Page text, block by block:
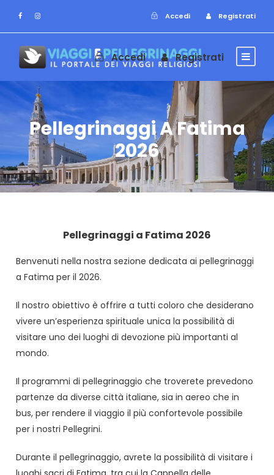
Accedi Registrati
Accedi Registrati
Pellegrinaggi A Fatima
2026
Pellegrinaggi a Fatima 2026
Benvenuti nella nostra sezione dedicata ai pellegrinaggi
a Fatima per il 2026.
Il nostro obiettivo è offrire a tutti coloro che desiderano
vivere un’esperienza spirituale unica la possibilità di
visitare uno dei luoghi di devozione più importanti al
mondo.
Il programmi di pellegrinaggio che troverete prevedono
partenze da diverse città italiane, sia in aereo che in
bus, per rendere il viaggio il più confortevole possibile
per i nostri Pellegrini.
Durante il pellegrinaggio, avrete la possibilità di visitare i